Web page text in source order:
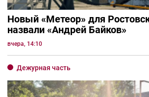
Новый «Метеор» для
назвали «Андрей Байков»
вчера, 14:10
Дежурная часть